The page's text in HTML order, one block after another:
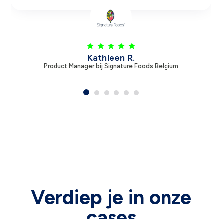
Product Manager bij Zambon
Verdiep je in onze